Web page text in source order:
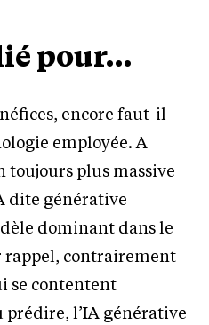
pour…
encore faut-il
employée. A
toujours plus massive
dite générative
dominant dans le
contrairement
se contentent
prédire, l’IA générative